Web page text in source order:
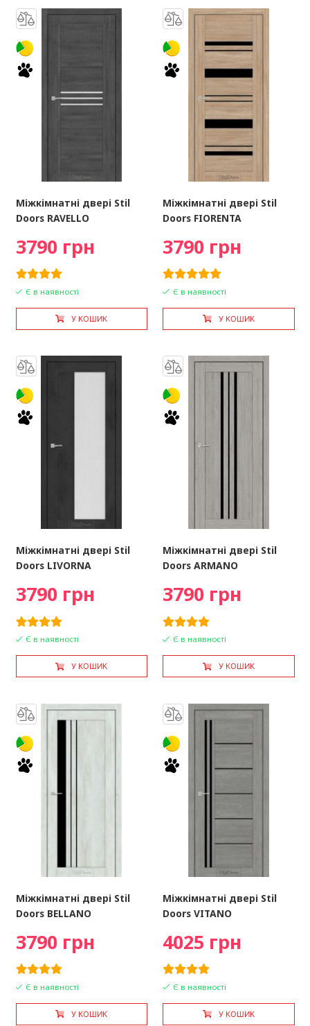
Міжкімнатні двері Stil
Doors RAVELLO
3790 грн
Є в наявності
У КОШИК
Міжкімнатні двері Stil
Doors FIORENTA
3790 грн
Є в наявності
У КОШИК
Міжкімнатні двері Stil
Doors LIVORNA
3790 грн
Є в наявності
У КОШИК
Міжкімнатні двері Stil
Doors ARMANO
3790 грн
Є в наявності
У КОШИК
Міжкімнатні двері Stil
Doors BELLANO
3790 грн
Є в наявності
У КОШИК
Міжкімнатні двері Stil
Doors VITANO
4025 грн
Є в наявності
У КОШИК